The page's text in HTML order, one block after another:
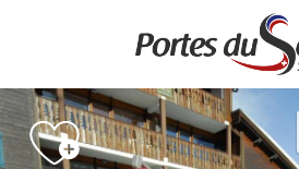
principal